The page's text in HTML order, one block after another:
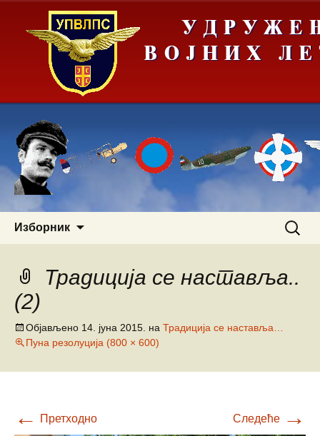
Изборник
Традиција се наставља..
(2)
Објављено 14. јуна 2015. на Традиција се наставља…
Пуна резолуција (800 × 600)
← Претходно Следеће →